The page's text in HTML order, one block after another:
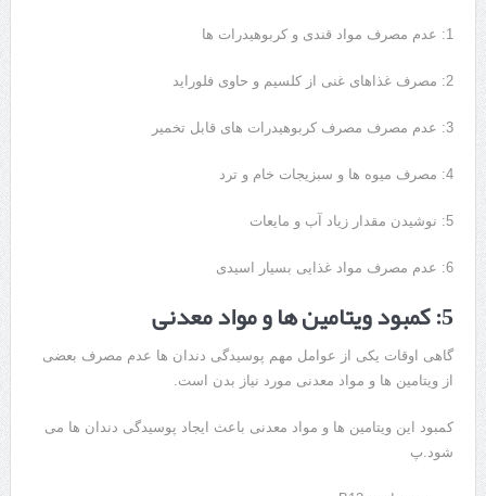
1: عدم مصرف مواد قندی و کربوهیدرات ها
2: مصرف غذاهای غنی از کلسیم و حاوی فلوراید
3: عدم مصرف مصرف کربوهیدرات های قابل تخمیر
4: مصرف میوه ها و سبزیجات خام و ترد
5: نوشیدن مقدار زیاد آب و مایعات
6: عدم مصرف مواد غذایی بسیار اسیدی
5: کمبود ویتامین ها و مواد معدنی
گاهی اوقات یکی از عوامل مهم پوسیدگی دندان ها عدم مصرف بعضی
از ویتامین ها و مواد معدنی مورد نیاز بدن است.
کمبود این ویتامین ها و مواد معدنی باعث ایجاد پوسیدگی دندان ها می
شود.پ